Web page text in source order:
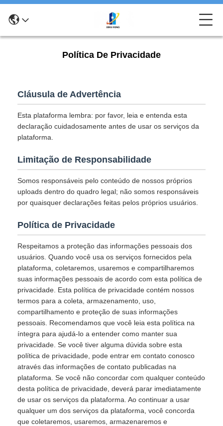
Política De Privacidade
Cláusula de Advertência
Esta plataforma lembra: por favor, leia e entenda esta
declaração cuidadosamente antes de usar os serviços da
plataforma.
Limitação de Responsabilidade
Somos responsáveis pelo conteúdo de nossos próprios
uploads dentro do quadro legal; não somos responsáveis
por quaisquer declarações feitas pelos próprios usuários.
Política de Privacidade
Respeitamos a proteção das informações pessoais dos
usuários. Quando você usa os serviços fornecidos pela
plataforma, coletaremos, usaremos e compartilharemos
suas informações pessoais de acordo com esta política de
privacidade. Esta política de privacidade contém nossos
termos para a coleta, armazenamento, uso,
compartilhamento e proteção de suas informações
pessoais. Recomendamos que você leia esta política na
íntegra para ajudá-lo a entender como manter sua
privacidade. Se você tiver alguma dúvida sobre esta
política de privacidade, pode entrar em contato conosco
através das informações de contato publicadas na
plataforma. Se você não concordar com qualquer conteúdo
desta política de privacidade, deverá parar imediatamente
de usar os serviços da plataforma. Ao continuar a usar
qualquer um dos serviços da plataforma, você concorda
que coletaremos, usaremos, armazenaremos e